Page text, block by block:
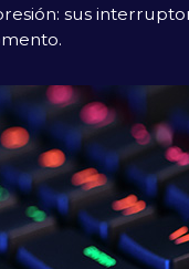
sus